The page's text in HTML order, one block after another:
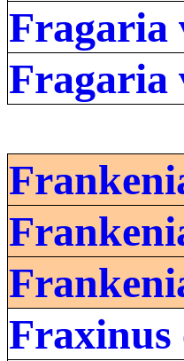
Fragaria
Fragaria
Fraxinus